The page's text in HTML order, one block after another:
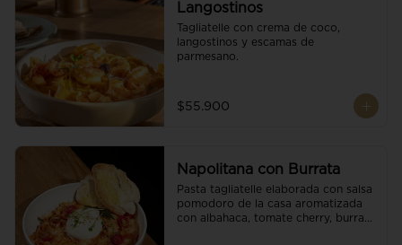
Langostinos
Tagliatelle con crema de coco,
langostinos y escamas de
parmesano.
$55.900
Napolitana con Burrata
Pasta tagliatelle elaborada con salsa
pomodoro de la casa aromatizada
con albahaca, tomate cherry, burrata